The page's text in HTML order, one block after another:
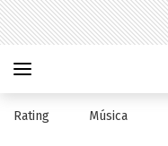
Rating Música